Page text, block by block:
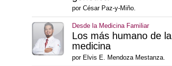
por César Paz-y-Miño.
Desde la Medicina Familiar
Los más humano de la
medicina
por Elvis E. Mendoza Mestanza.